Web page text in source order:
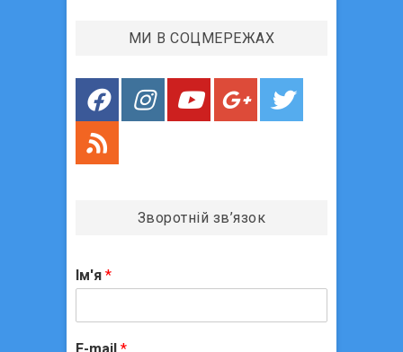
в
МИ В СОЦМЕРЕЖАХ
Зворотній зв’язок
Ім'я *